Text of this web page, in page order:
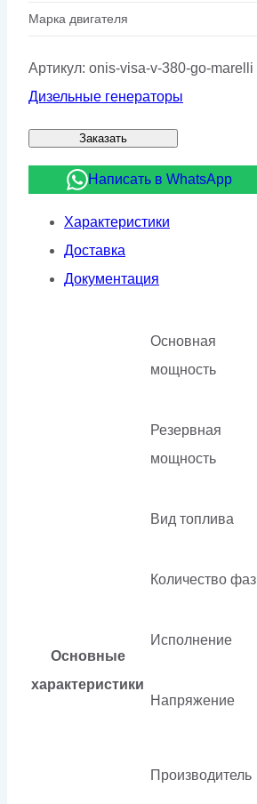
Марка двигателя
Артикул: onis-visa-v-380-go-marelli
Дизельные генераторы
Заказать
Написать в WhatsApp
Характеристики
Доставка
Документация
Основные
характеристики
Основная
мощность
Резервная
мощность
Вид топлива
Количество фаз
Исполнение
Напряжение
Производитель